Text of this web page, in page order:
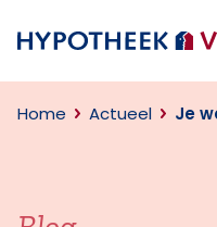
Terug naar home
Home Actueel Je